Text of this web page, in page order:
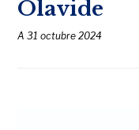
Olavide
A31 octubre 2024